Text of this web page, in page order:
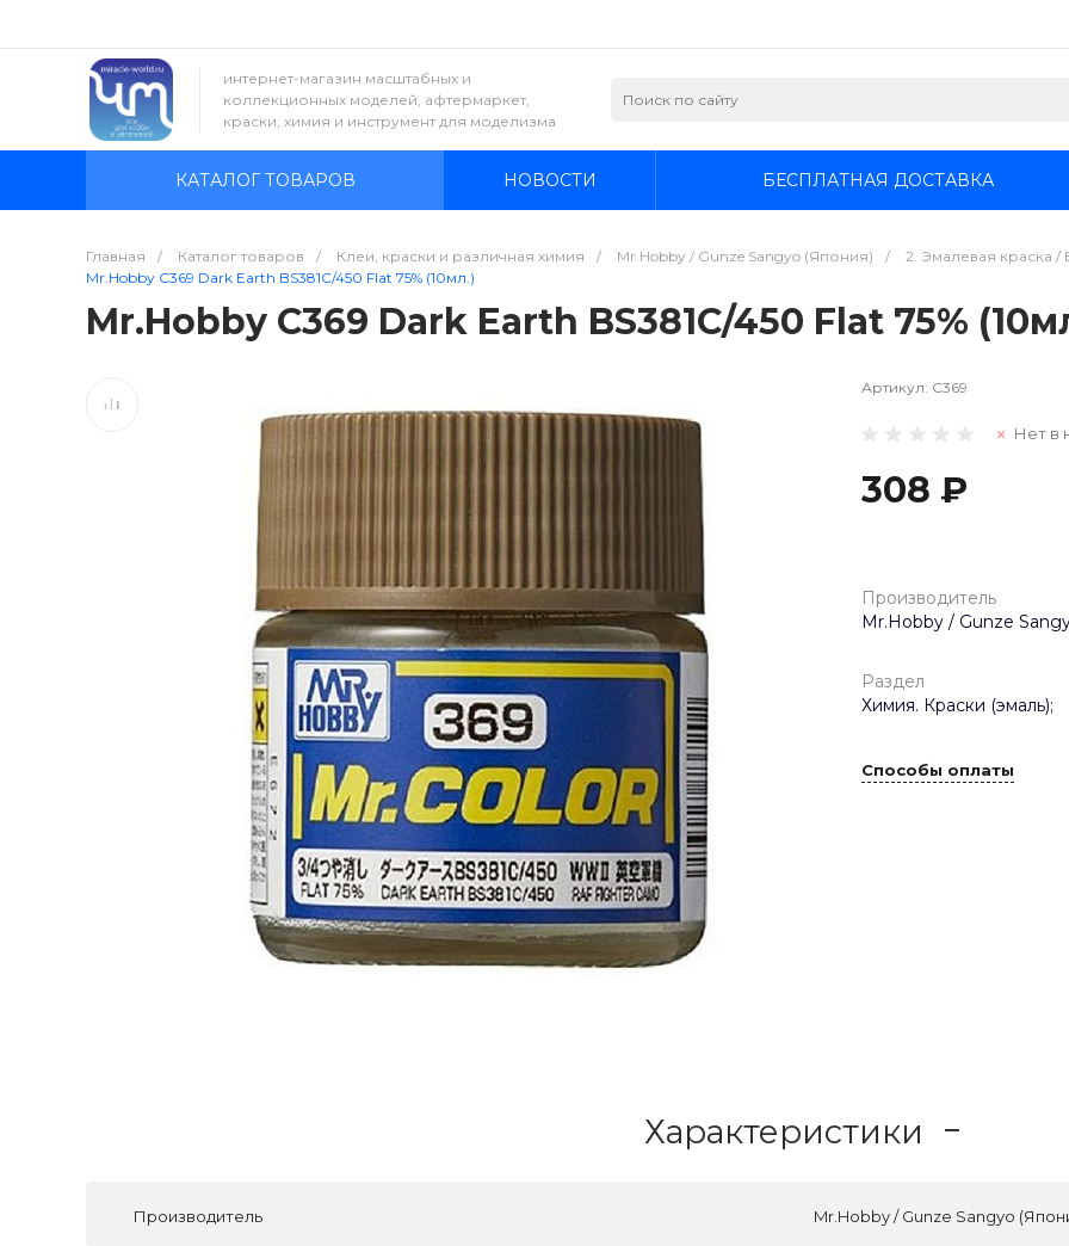
интернет-магазин масштабных и
коллекционных моделей, афтермаркет,
краски, химия и инструмент для моделизма
КАТАЛОГ ТОВАРОВ НОВОСТИ БЕСПЛАТНАЯ ДОСТАВКА
Главная / Каталог товаров / Клеи, краски и различная химия / Mr.Hobby / Gunze Sangyo (Япония) / 2. Эмалевая краска /
Mr.Hobby C369 Dark Earth BS381C/450 Flat 75% (10мл.)
Mr.Hobby C369 Dark Earth BS381C/450 Flat 75%
Артикул: C369
Нет в
308 ₽
Производитель
Mr.Hobby / Gunze
Раздел
Химия. Краски (эмаль);
Способы оплаты
Характеристики
Производитель Mr.Hobby / Gunze Sangyo